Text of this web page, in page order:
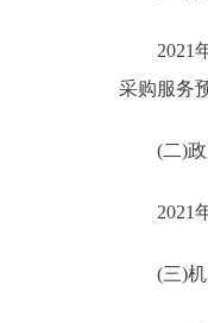
2021年
采购服务
(二)政
2021年
(三)机